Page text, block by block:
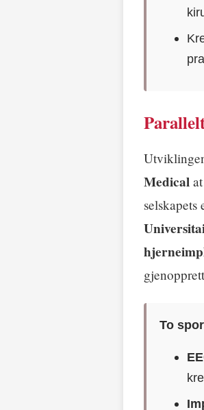
Medical
selskapets
To